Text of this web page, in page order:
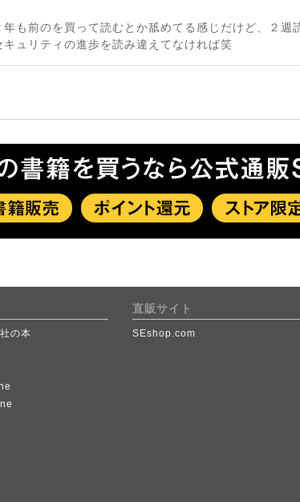
も前のを買って読むとか舐めてる感じだけど、２週
ュリティの進歩を読み違えてなければ笑
の本
直販サイト
SEshop.com